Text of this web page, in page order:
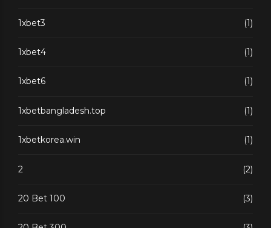
1xbet3 (1)
1xbet4 (1)
1xbet6 (1)
1xbetbangladesh.top (1)
1xbetkorea.win (1)
2 (2)
20 Bet 100 (3)